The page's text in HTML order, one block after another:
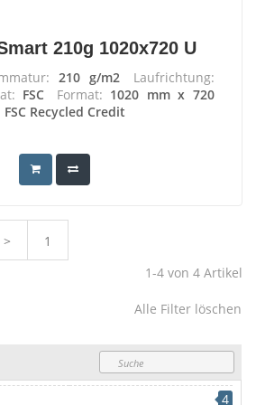
210g 1020x720 U
210 g/m2
Laufrichtung:
FSC Format: 1020 mm x 720
FSC Recycled Credit
>
1
1-4 von 4 Artikel
Alle Filter löschen
4